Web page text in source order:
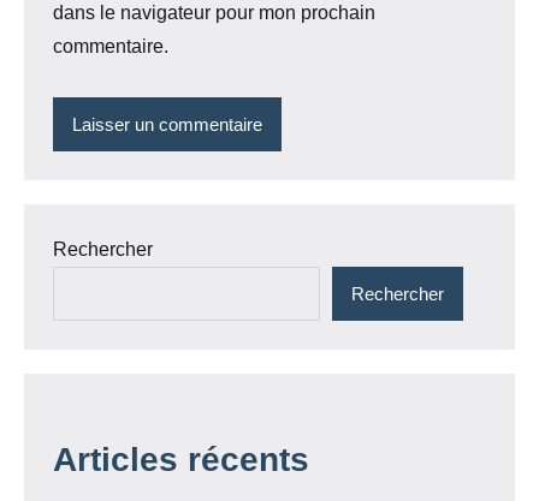
dans le navigateur pour mon prochain
commentaire.
Rechercher
Rechercher
Articles récents